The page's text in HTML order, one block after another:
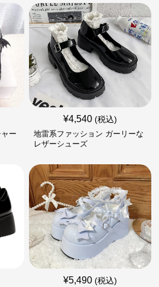
ー
¥4,540 (税込)
地雷系ファッション ガーリーな
レザーシューズ
¥5,490 (税込)